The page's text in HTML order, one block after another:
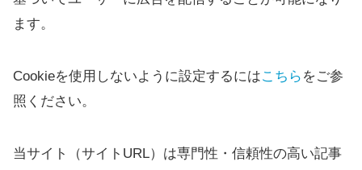
ます。
Cookieを使用しないように設定するにはこちら をご参
照ください。
当サイト（サイトURL）は専門性・信頼性の高い記事